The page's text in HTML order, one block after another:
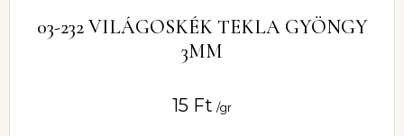
03-232 VILÁGOSKÉK TEKLA GYÖNGY
3MM
15 Ft /gr